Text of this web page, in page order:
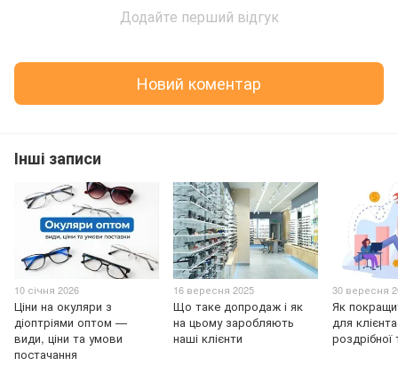
Додайте перший відгук
Новий коментар
Інші записи
10 січня 2026
Ціни на окуляри з
діоптріями оптом —
види, ціни та умови
постачання
16 вересня 2025
Що таке допродаж і як
на цьому заробляють
наші клієнти
30 вересня
Як
для
роздрібної